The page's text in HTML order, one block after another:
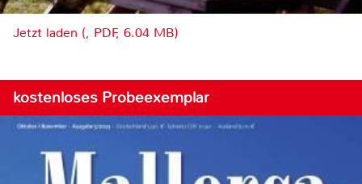
Jetzt laden (, PDF, 6.04 MB)
kostenloses Probeexemplar